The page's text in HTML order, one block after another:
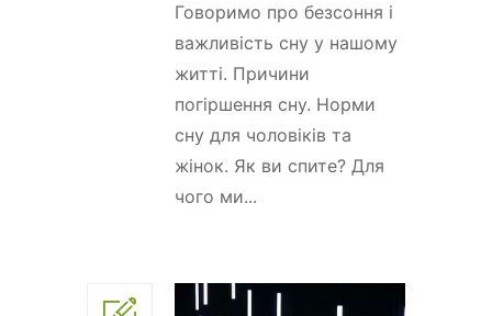
Говоримо про безсоння і
важливість сну у нашому
житті. Причини
погіршення сну. Норми
сну для чоловіків та
жінок. Як ви спите? Для
чого ми...